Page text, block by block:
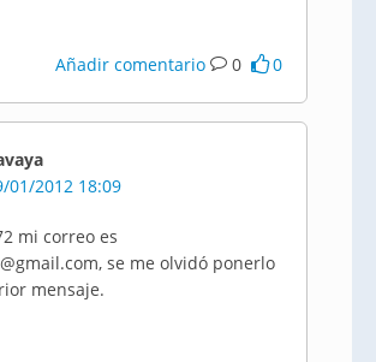
Añadir comentario 0 0
01/2012 18:09
mi correo es
se me olvidó ponerlo
mensaje.